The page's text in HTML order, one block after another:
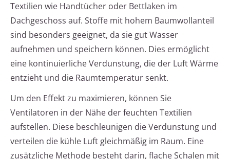
Textilien wie Handtücher oder Bettlaken im
Dachgeschoss auf. Stoffe mit hohem Baumwollanteil
sind besonders geeignet, da sie gut Wasser
aufnehmen und speichern können. Dies ermöglicht
eine kontinuierliche Verdunstung, die der Luft Wärme
entzieht und die Raumtemperatur senkt.
Um den Effekt zu maximieren, können Sie
Ventilatoren in der Nähe der feuchten Textilien
aufstellen. Diese beschleunigen die Verdunstung und
verteilen die kühle Luft gleichmäßig im Raum. Eine
zusätzliche Methode besteht darin, flache Schalen mit